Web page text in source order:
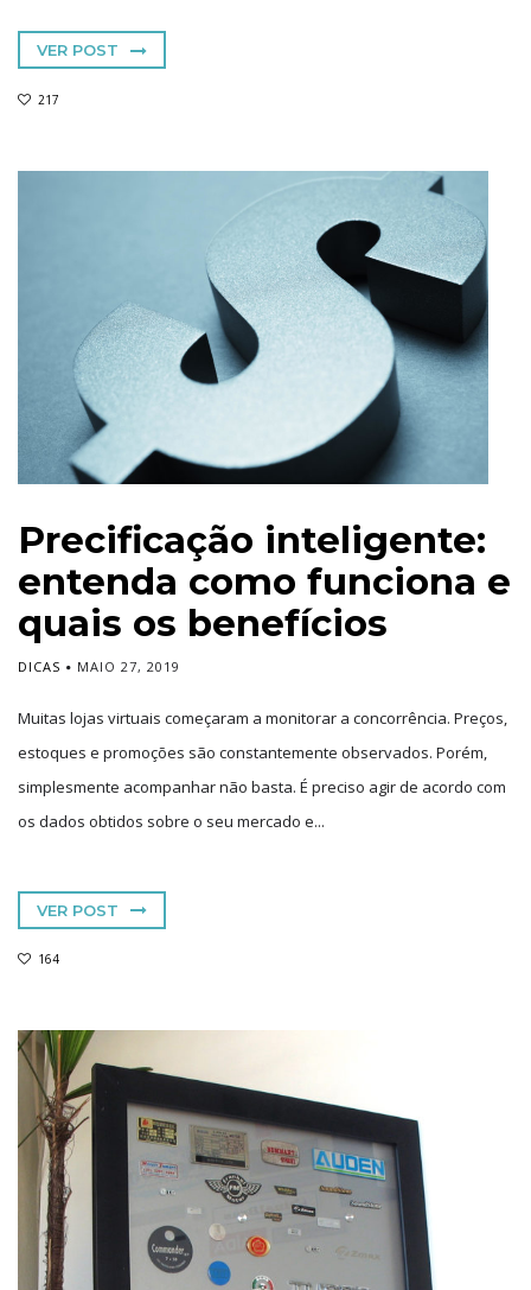
VER POST
217
Precificação inteligente:
entenda como funciona e
quais os benefícios
DICAS MAIO 27, 2019
Muitas lojas virtuais começaram a monitorar a concorrência. Preços,
estoques e promoções são constantemente observados. Porém,
simplesmente acompanhar não basta. É preciso agir de acordo com
os dados obtidos sobre o seu mercado e...
VER POST
164